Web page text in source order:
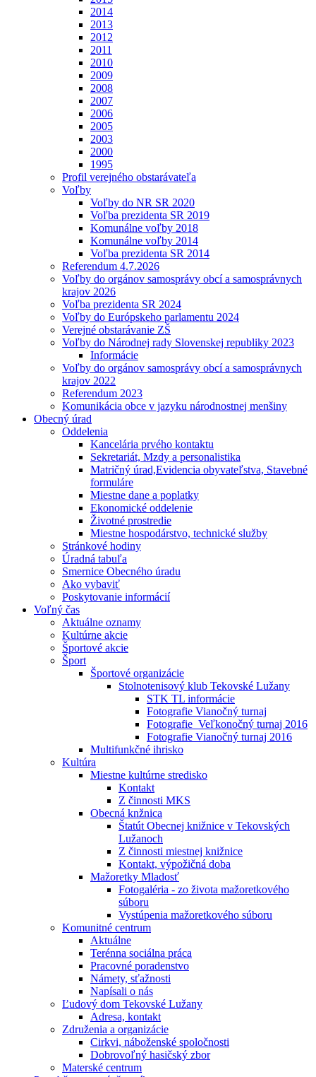
2014
2013
2012
2011
2010
2009
2008
2007
2006
2005
2003
2000
1995
Profil verejného obstarávateľa
Voľby
Voľby do NR SR 2020
Voľba prezidenta SR 2019
Komunálne voľby 2018
Komunálne voľby 2014
Voľba prezidenta SR 2014
Referendum 4.7.2026
Voľby do orgánov samosprávy obcí a samosprávnych
krajov 2026
Voľba prezidenta SR 2024
Voľby do Európskeho parlamentu 2024
Verejné obstarávanie ZŠ
Voľby do Národnej rady Slovenskej republiky 2023
Informácie
Voľby do orgánov samosprávy obcí a samosprávnych
krajov 2022
Referendum 2023
Komunikácia obce v jazyku národnostnej menšiny
Obecný úrad
Oddelenia
Kancelária prvého kontaktu
Sekretariát, Mzdy a personalistika
Matričný úrad,Evidencia obyvateľstva, Stavebné
formuláre
Miestne dane a poplatky
Ekonomické oddelenie
Životné prostredie
Miestne hospodárstvo, technické služby
Stránkové hodiny
Úradná tabuľa
Smernice Obecného úradu
Ako vybaviť
Poskytovanie informácií
Voľný čas
Aktuálne oznamy
Kultúrne akcie
Športové akcie
Šport
Športové organizácie
Stolnotenisový klub Tekovské Lužany
STK TL informácie
Fotografie Vianočný turnaj
Fotografie_Veľkonočný turnaj 2016
Fotografie Vianočný turnaj 2016
Multifunkčné ihrisko
Kultúra
Miestne kultúrne stredisko
Kontakt
Z činnosti MKS
Obecná knžnica
Štatút Obecnej knižnice v Tekovských
Lužanoch
Z činnosti miestnej knižnice
Kontakt, výpožičná doba
Mažoretky Mladosť
Fotogaléria - zo života mažoretkového
súboru
Vystúpenia mažoretkového súboru
Komunitné centrum
Aktuálne
Terénna sociálna práca
Pracovné poradenstvo
Námety, sťažnosti
Napísali o nás
Ľudový dom Tekovské Lužany
Adresa, kontakt
Združenia a organizácie
Cirkvi, náboženské spoločnosti
Dobrovoľný hasičský zbor
Materské centrum